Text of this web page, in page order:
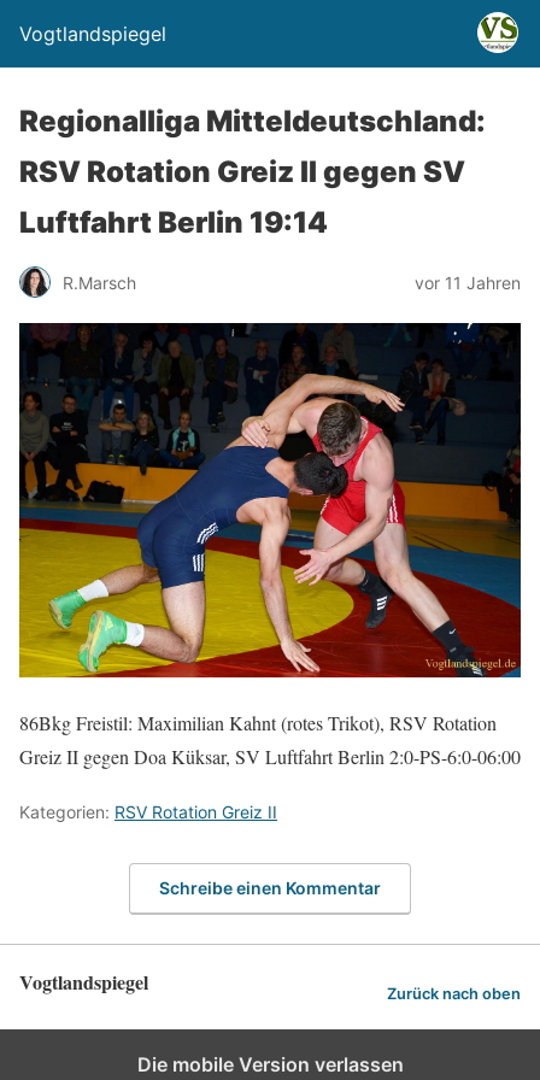
Vogtlandspiegel
Regionalliga Mitteldeutschland:
RSV Rotation Greiz II gegen SV
Luftfahrt Berlin 19:14
R.Marsch vor 11 Jahren
86Bkg Freistil: Maximilian Kahnt (rotes Trikot), RSV Rotation
Greiz II gegen Doa Küksar, SV Luftfahrt Berlin 2:0-PS-6:0-06:00
Kategorien: RSV Rotation Greiz II
Schreibe einen Kommentar
Vogtlandspiegel Zurück nach oben
Die mobile Version verlassen